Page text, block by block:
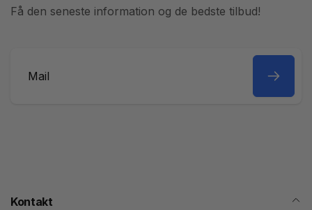
Få den seneste information og de bedste tilbud!
Kontakt